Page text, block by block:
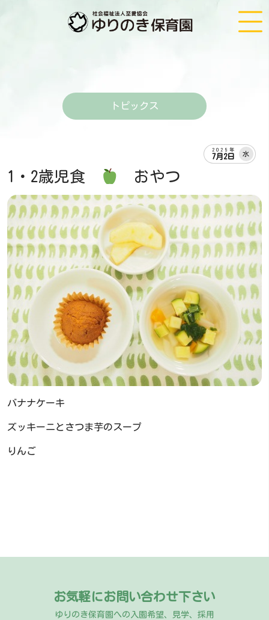
トピックス
2025年
7月2日 水
1・2歳児食 おやつ
バナナケーキ
ズッキーニとさつま芋のスープ
りんご
お気軽にお問い合わせ下さい
ゆりのき保育園への入園希望、見学、採用